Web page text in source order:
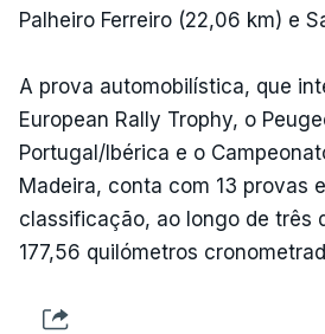
Palheiro Ferreiro (22,06 km) e
A prova automobilística, que
European Rally Trophy, o
Portugal/Ibérica e o
Madeira, conta com 13 provas
classificação, ao longo de três
177,56 quilómetros